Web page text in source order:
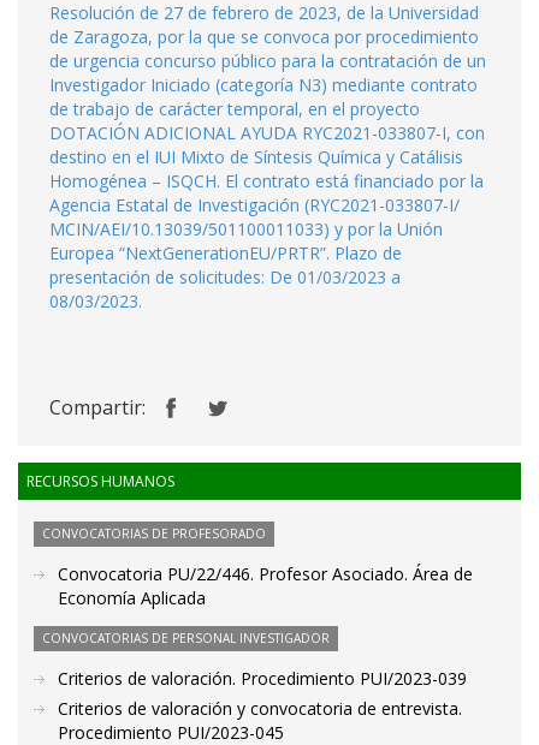
Resolución de 27 de febrero de 2023, de la Universidad
de Zaragoza, por la que se convoca por procedimiento
de urgencia concurso público para la contratación de un
Investigador Iniciado (categoría N3) mediante contrato
de trabajo de carácter temporal, en el proyecto
DOTACIÓN ADICIONAL AYUDA RYC2021-033807-I, con
destino en el IUI Mixto de Síntesis Química y Catálisis
Homogénea – ISQCH. El contrato está financiado por la
Agencia Estatal de Investigación (RYC2021-033807-I/
MCIN/AEI/10.13039/501100011033) y por la Unión
Europea “NextGenerationEU/PRTR”. Plazo de
presentación de solicitudes: De 01/03/2023 a
08/03/2023.
Compartir:
RECURSOS HUMANOS
CONVOCATORIAS DE PROFESORADO
Convocatoria PU/22/446. Profesor Asociado. Área de
Economía Aplicada
CONVOCATORIAS DE PERSONAL INVESTIGADOR
Criterios de valoración. Procedimiento PUI/2023-039
Criterios de valoración y convocatoria de entrevista.
Procedimiento PUI/2023-045